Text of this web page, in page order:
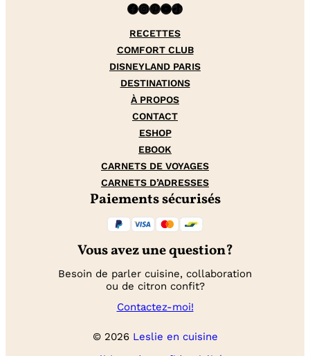
Facebook InstagramPinterest YouTube TikTok
RECETTES
COMFORT CLUB
DISNEYLAND PARIS
DESTINATIONS
À PROPOS
CONTACT
ESHOP
EBOOK
CARNETS DE VOYAGES
CARNETS D’ADRESSES
Paiements sécurisés
Vous avez une question?
Besoin de parler cuisine, collaboration
ou de citron confit?
Contactez-moi!
© 2026 Leslie en cuisine